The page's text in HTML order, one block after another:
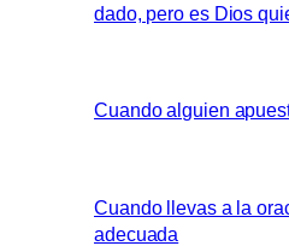
dado, pero es Dios
Cuando alguien
Cuando llevas a la
adecuada